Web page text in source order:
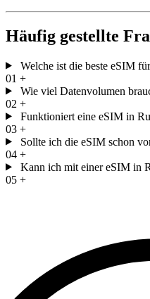
Häufig gestellte
Welche ist die beste eSIM
01 +
Wie viel Datenvolumen
02 +
Funktioniert eine eSIM in
03 +
Sollte ich die eSIM schon
04 +
Kann ich mit einer eSIM in
05 +